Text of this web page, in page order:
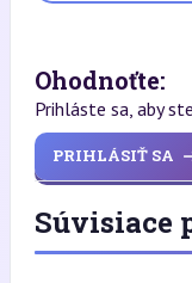
Ohodnoťte:
Prihláste sa, aby
PRIHLÁSIŤ SA
Súvisiace